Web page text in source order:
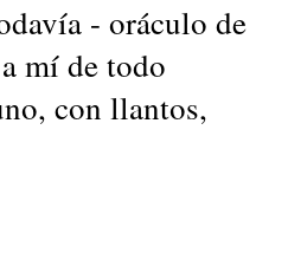
- oráculo de
mí de todo
con llantos,